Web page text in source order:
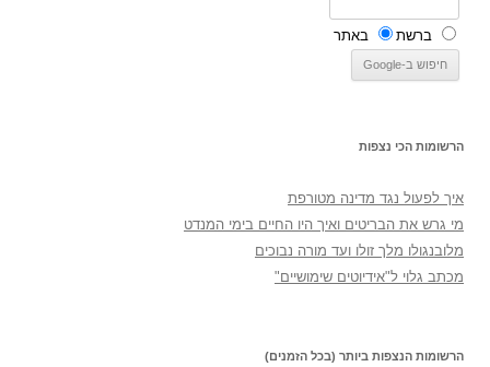
ברשת באתר
הרשומות הכי נצפות
איך לפעול נגד מדינה מטורפת
מי גרש את הבריטים ואיך היו החיים בימי המנדט
מלובנגולו מלך זולו ועד מורה נבוכים
מכתב גלוי ל"אידיוטים שימושיים"
הרשומות הנצפות ביותר (בכל הזמנים)